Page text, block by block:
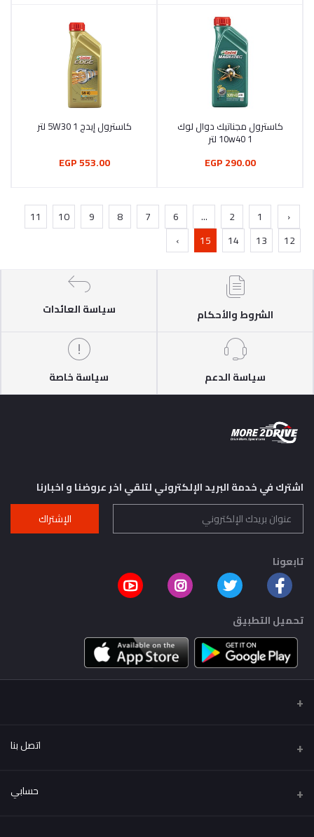
أضف إلى السلة
كاسترول مجناتيك دوال لوك
10w40 1 لتر
290.00 EGP
أضف إلى السلة
كاسترول إيدج 5W30 1 لتر
553.00 EGP
‹
1
2
...
6
7
8
9
10
11
12
13
14
15
›
الشروط والأحكام سياسة العائدات
سياسة الدعم سياسة خاصة
اشترك في خدمة البريد الإلكتروني لتلقي اخر عروضنا و اخبارنا
الإشتراك
تابعونا
تحميل التطبيق
اتصل بنا
عنوان
..
حسابي